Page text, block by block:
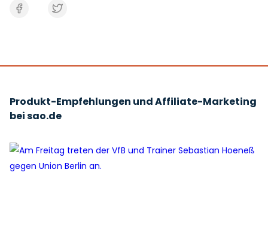
Produkt-Empfehlungen und Affiliate-Marketing
bei sao.de